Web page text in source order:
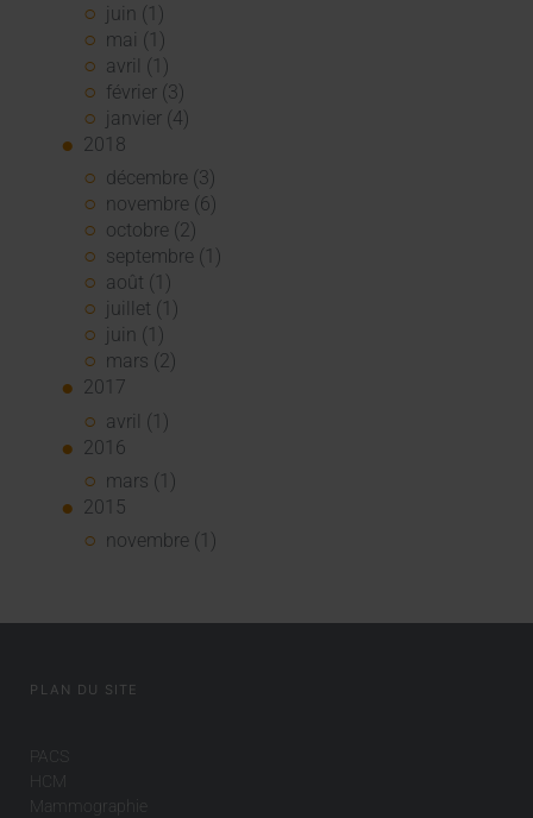
juin (1)
mai (1)
avril (1)
février (3)
janvier (4)
2018
décembre (3)
novembre (6)
octobre (2)
septembre (1)
août (1)
juillet (1)
juin (1)
mars (2)
2017
avril (1)
2016
mars (1)
2015
novembre (1)
PLAN DU SITE
PACS
HCM
Mammographie